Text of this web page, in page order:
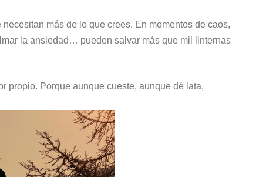
más de lo que crees. En momentos de caos,
la ansiedad… pueden salvar más que mil linternas
propio. Porque aunque cueste, aunque dé lata,